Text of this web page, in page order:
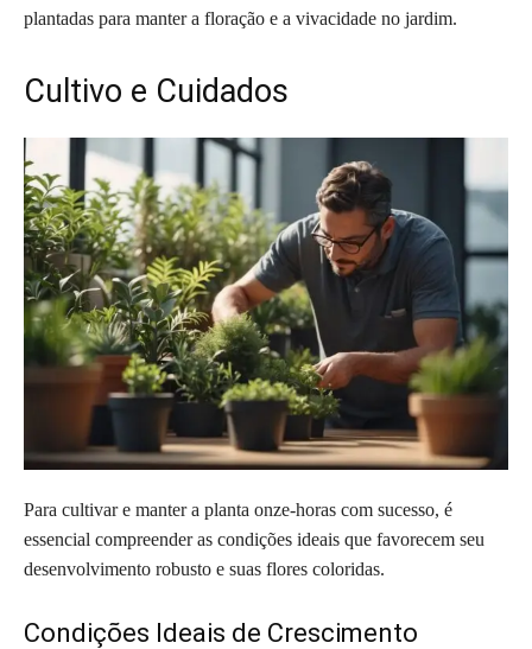
plantadas para manter a floração e a vivacidade no jardim.
Cultivo e Cuidados
Para cultivar e manter a planta onze-horas com sucesso, é
essencial compreender as condições ideais que favorecem seu
desenvolvimento robusto e suas flores coloridas.
Condições Ideais de Crescimento